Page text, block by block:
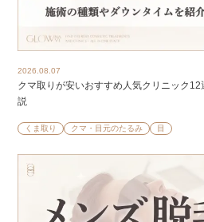
2026.08.07
クマ取りが安いおすすめ人気クリニック
説
くま取り クマ・目元のたるみ 目